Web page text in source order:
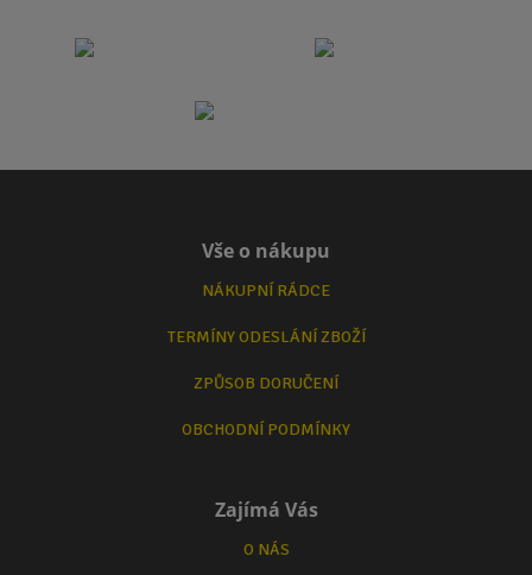
Vše o nákupu
NÁKUPNÍ RÁDCE
TERMÍNY ODESLÁNÍ ZBOŽÍ
ZPŮSOB DORUČENÍ
OBCHODNÍ PODMÍNKY
Zajímá Vás
O NÁS